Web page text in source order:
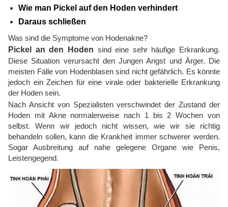
Wie man Pickel auf den Hoden verhindert
Daraus schließen
Was sind die Symptome von Hodenakne?
Pickel an den Hoden sind eine sehr häufige Erkrankung.
Diese Situation verursacht den Jungen Angst und Ärger. Die
meisten Fälle von Hodenblasen sind nicht gefährlich. Es könnte
jedoch ein Zeichen für eine virale oder bakterielle Erkrankung
der Hoden sein.
Nach Ansicht von Spezialisten verschwindet der Zustand der
Hoden mit Akne normalerweise nach 1 bis 2 Wochen von
selbst. Wenn wir jedoch nicht wissen, wie wir sie richtig
behandeln sollen, kann die Krankheit immer schwerer werden.
Sogar Ausbreitung auf nahe gelegene Organe wie Penis,
Leistengegend.